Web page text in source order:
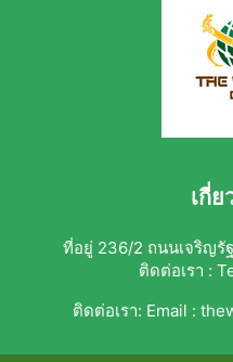
เกี่ย
ที่อยู่ 236/2 ถนนเจริญรั
ติดต่อเรา :
ติดต่อเรา: Email :